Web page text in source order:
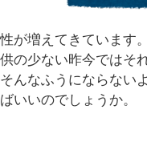
が増えてきています
の少ない昨今ではそ
んなふうにならない
いいのでしょうか。